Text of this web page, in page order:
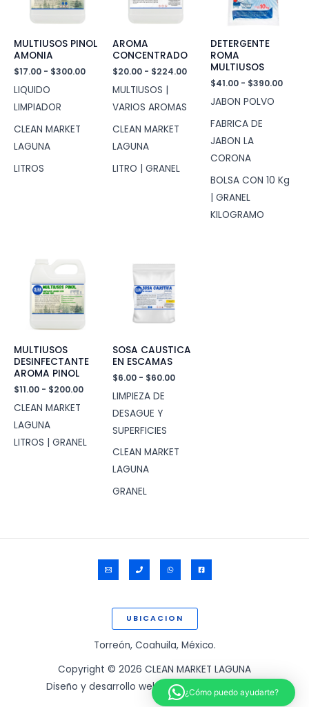
MULTIUSOS PINOL
AMONIA
$17.00 - $300.00Rango
precios:
desde
LIQUIDO
LIMPIADOR
CLEAN MARKET
LAGUNA
LITROS
AROMA
CONCENTRADO
$20.00 - $224.00Rango
desde
hasta
$224.00
MULTIUSOS |
VARIOS AROMAS
CLEAN MARKET
LAGUNA
LITRO | GRANEL
DETERGENTE
ROMA
MULTIUSOS
$41.00 - $390.00
JABON POLVO
FABRICA DE
JABON LA
CORONA
BOLSA CON 10 Kg
| GRANEL
KILOGRAMO
MULTIUSOS
DESINFECTANTE
AROMA PINOL
$11.00 - $200.00Rango
precios:
hasta
$200.00
CLEAN MARKET
LAGUNA
LITROS | GRANEL
SOSA CAUSTICA
EN ESCAMAS
$6.00 - $60.00Rango
LIMPIEZA DE
DESAGUE Y
SUPERFICIES
CLEAN MARKET
LAGUNA
GRANEL
UBICACION
Torreón, Coahuila, México.
Copyright © 2026 CLEAN MARKET LAGUNA
Diseño y desarrollo web por:www.ssigam.com
¿Cómo puedo ayudarte?